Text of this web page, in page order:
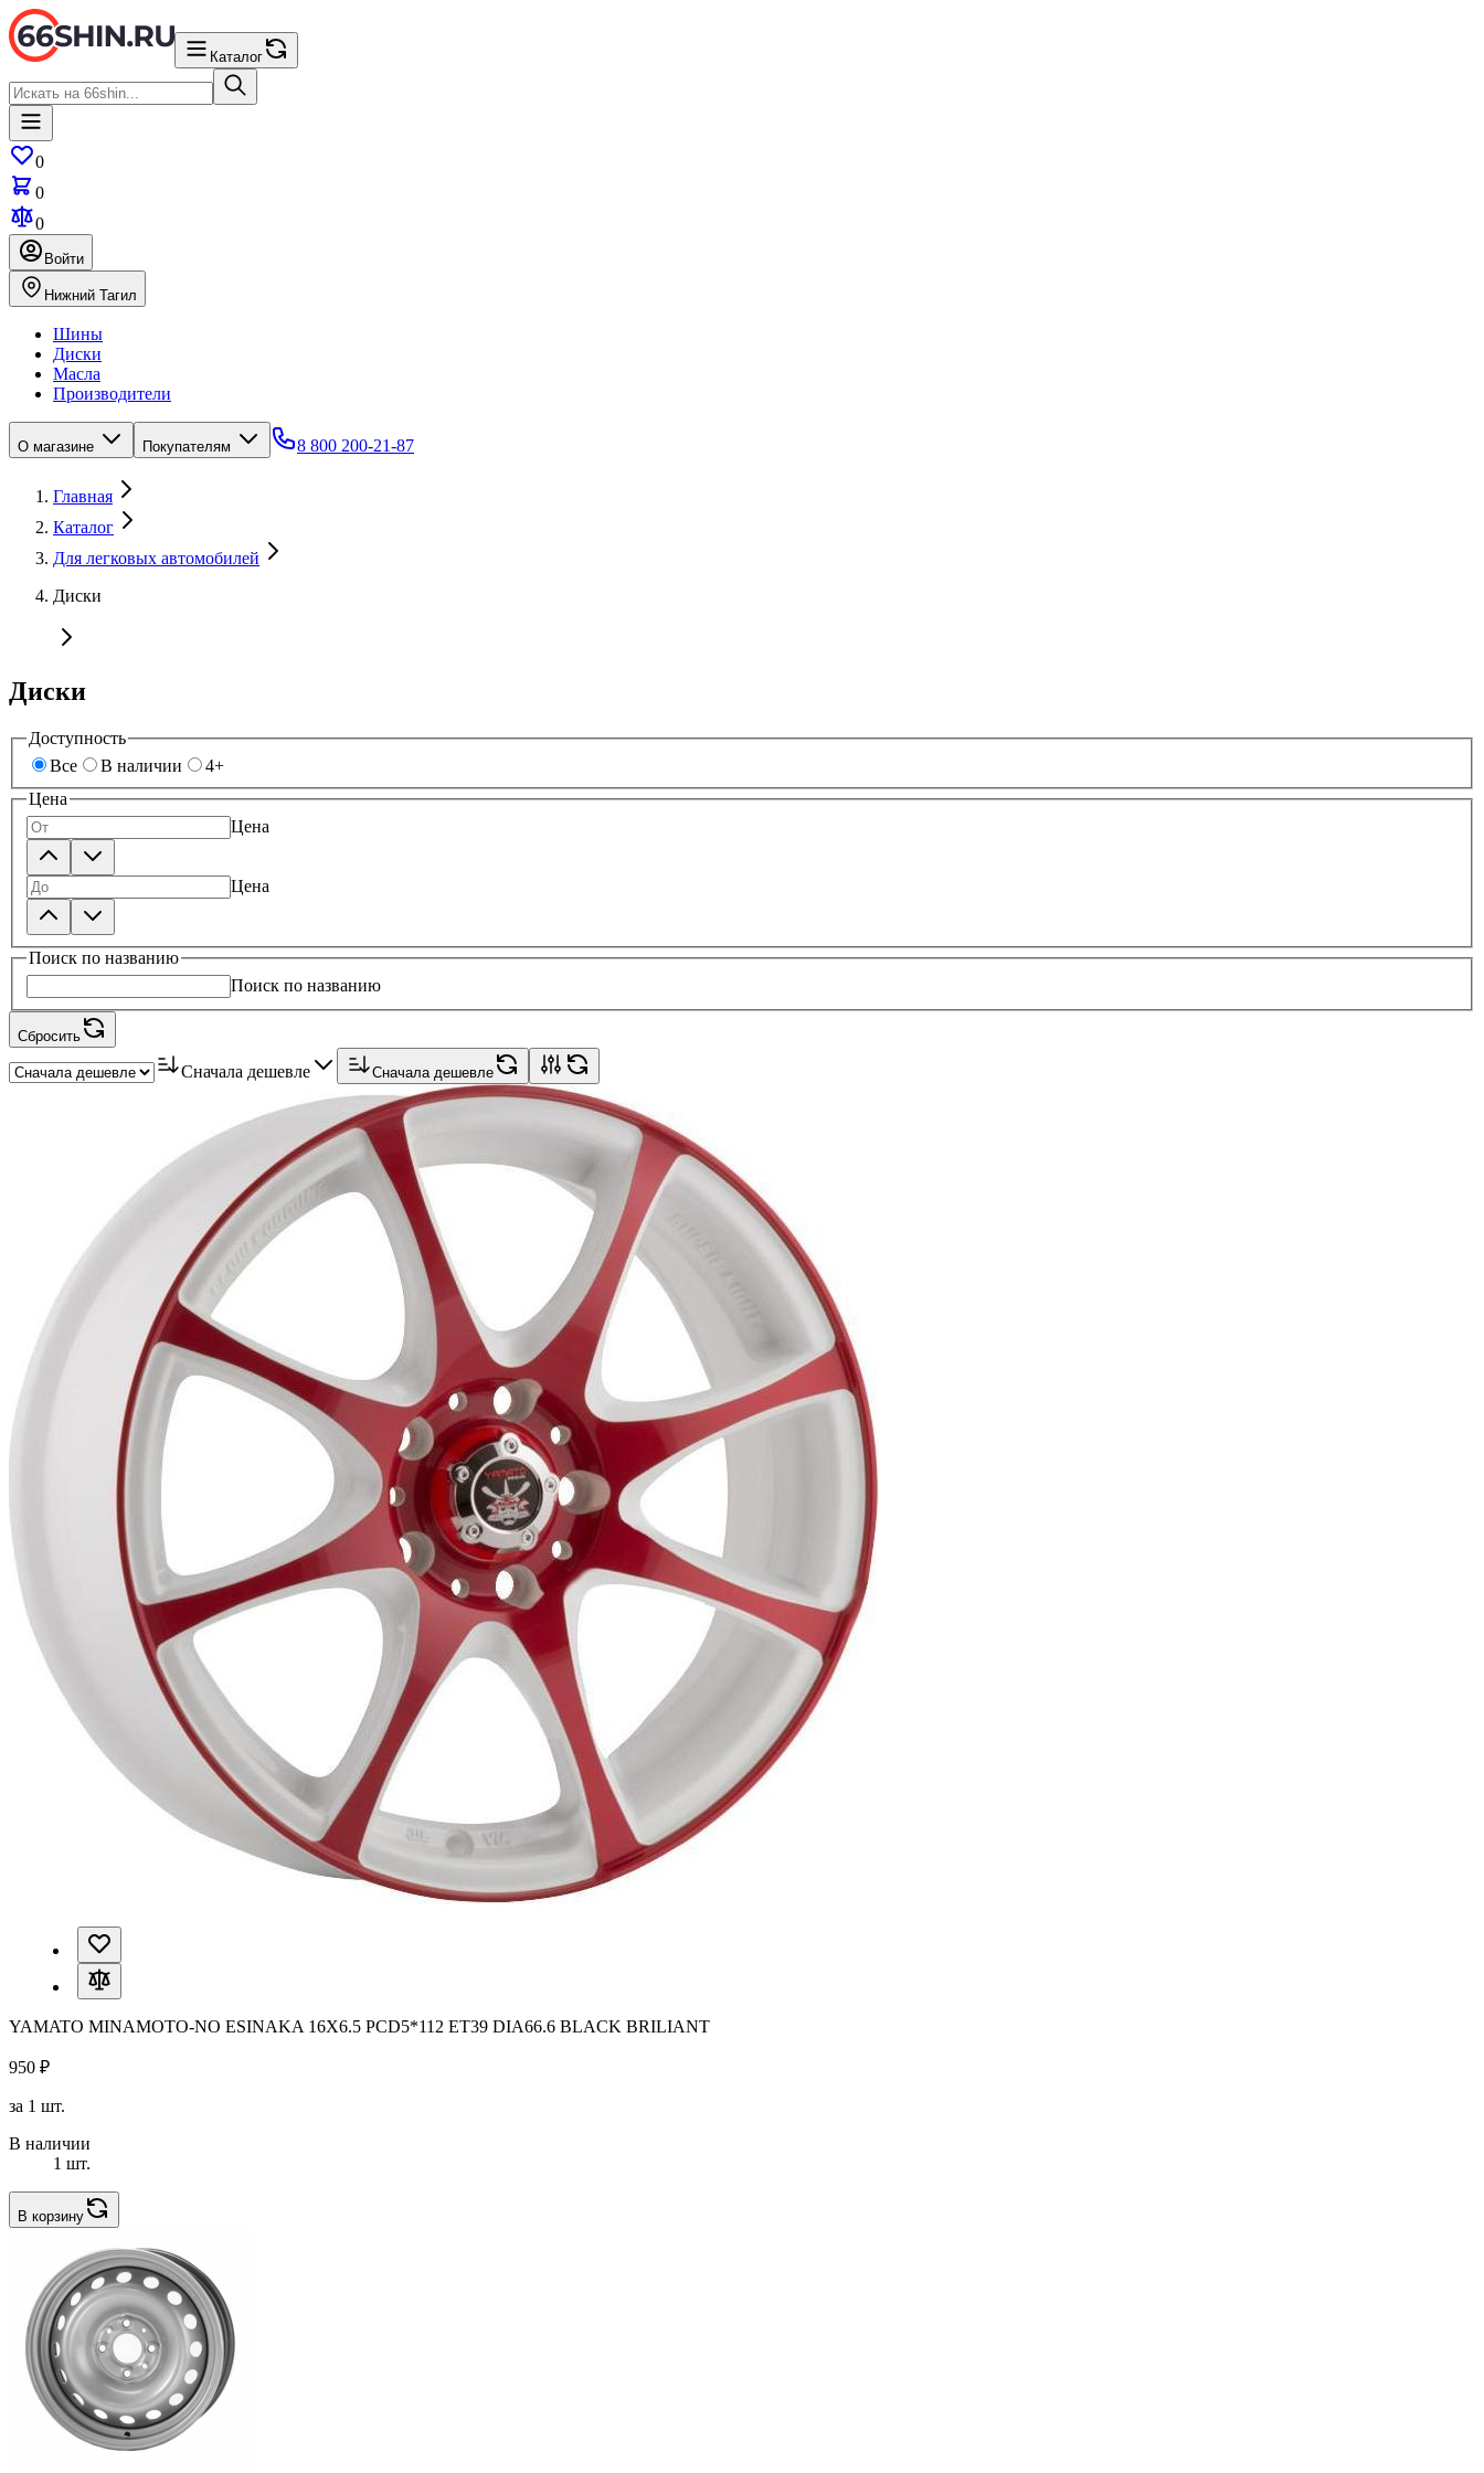
Каталог
0
0
0
Войти
Нижний Тагил
Шины
Диски
Масла
Производители
О магазине Покупателям 8 800 200-21-87
Главная
Каталог
Для легковых автомобилей
Диски
Диски
Доступность
Все
В наличии
4+
Цена
Цена
Цена
Поиск по названию
Поиск по названию
Сбросить
Сначала дешевле Сначала дешевле
YAMATO MINAMOTO-NO ESINAKA 16X6.5 PCD5*112 ET39 DIA66.6 BLACK BRILIANT
950 ₽
за 1 шт.
В наличии
1 шт.
В корзину